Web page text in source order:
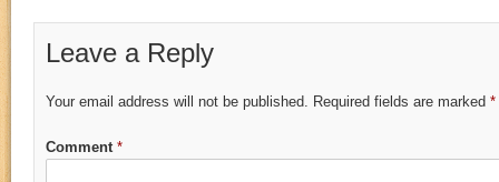
Leave a Reply
Your email address will not be published. Required fields are marked *
Comment *